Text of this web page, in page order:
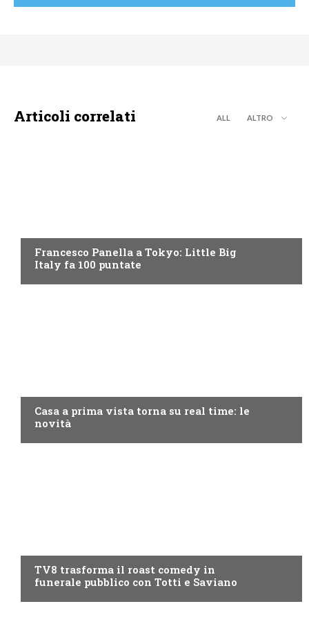
Articoli correlati ALL ALTRO
Francesco Panella a Tokyo: Little Big
Italy fa 100 puntate
Casa a prima vista torna su real time: le
novità
TV8 trasforma il roast comedy in
funerale pubblico con Totti e Saviano